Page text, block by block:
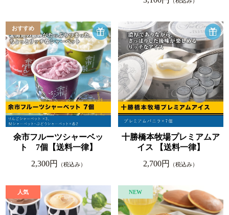
余市フルーツシャーベッ
ト 7個【送料一律】
2,300円
（税込み）
十勝橋本牧場プレミアムア
イス 【送料一律】
2,700円
（税込み）